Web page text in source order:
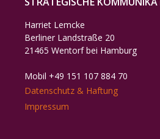
Harriet Lemcke
Berliner Landstraße 20
21465 Wentorf bei Hamburg
Mobil +49 151 107 884 70
Datenschutz & Haftung
Impressum